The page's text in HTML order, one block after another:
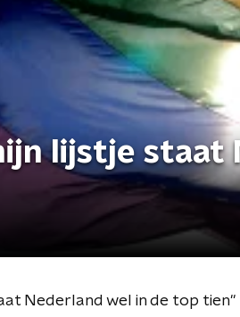
lijstje staat
Nederland wel in de top tien"